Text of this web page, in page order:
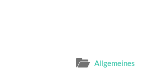
Allgemeines